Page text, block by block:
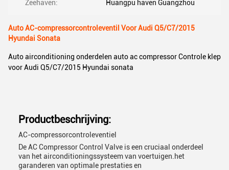
Zeehaven: Huangpu haven Guangzhou
Auto AC-compressorcontroleventil Voor Audi Q5/C7/2015
Hyundai Sonata
Auto airconditioning onderdelen auto ac compressor Controle klep
voor Audi Q5/C7/2015 Hyundai sonata
Productbeschrijving:
AC-compressorcontroleventiel
De AC Compressor Control Valve is een cruciaal onderdeel
van het airconditioningssysteem van voertuigen.het
garanderen van optimale prestaties en